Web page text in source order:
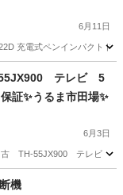
6月11日
充電式ペンインパクトド
テレビ 5
✨うるま市田場✨
6月3日
TH-55JX900 テレビ 55
機